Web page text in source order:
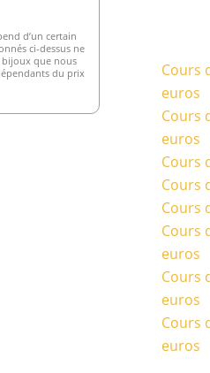
d’un certain
ci-dessus ne
que nous
du prix
Cours
euros
Cours
euros
Cours
Cours
Cours
Cours
euros
Cours
euros
Cours
euros